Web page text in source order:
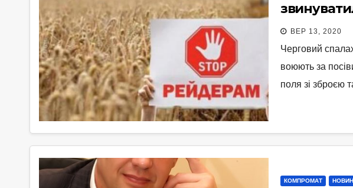
ВЕР 13, 2020
Черговий
воюють за
поля зі зброєю
КОМПРОМАТ